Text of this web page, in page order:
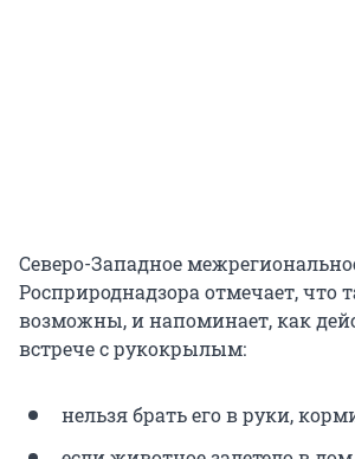
Северо-Западное
Росприроднадзора отмечает, что
возможны, и напоминает, как
встрече с рукокрылым:
нельзя брать его в руки,